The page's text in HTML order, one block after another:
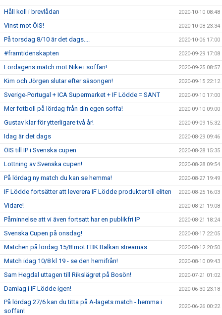
Håll koll i brevlådan 2020-10-10 08:48
Vinst mot ÖIS! 2020-10-08 23:34
På torsdag 8/10 är det dags.... 2020-10-06 17:00
#framtidenskapten 2020-09-29 17:08
Lördagens match mot Nike i soffan! 2020-09-25 08:57
Kim och Jörgen slutar efter säsongen! 2020-09-15 22:12
Sverige-Portugal + ICA Supermarket + IF Lödde = SANT 2020-09-10 17:00
Mer fotboll på lördag från din egen soffa! 2020-09-10 09:00
Gustav klar för ytterligare två år! 2020-09-09 15:32
Idag är det dags 2020-08-29 09:46
ÖIS till IP i Svenska cupen 2020-08-28 15:35
Lottning av Svenska cupen! 2020-08-28 09:54
På lördag ny match du kan se hemma! 2020-08-27 19:49
IF Lödde fortsätter att leverera IF Lödde produkter till eliten 2020-08-25 16:03
Vidare! 2020-08-21 19:08
Påminnelse att vi även fortsatt har en publikfri IP 2020-08-21 18:24
Svenska Cupen på onsdag! 2020-08-17 22:05
Matchen på lördag 15/8 mot FBK Balkan streamas 2020-08-12 20:50
Match idag 10/8 kl 19 - se den hemifrån! 2020-08-10 09:43
Sam Hegdal uttagen till Rikslägret på Bosön! 2020-07-21 01:02
Damlag i IF Lödde igen! 2020-06-30 23:18
På lördag 27/6 kan du titta på A-lagets match - hemma i
soffan!
2020-06-26 00:22